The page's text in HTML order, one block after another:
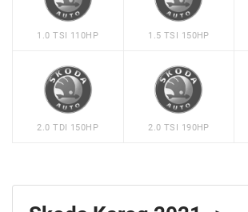
1.0 TSI 110HP 1.5 TSI 150HP
2.0 TDI 150HP 2.0 TSI 190HP